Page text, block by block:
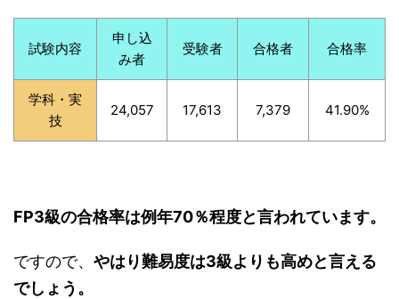
試験内容
申し込
み者
受験者 合格者 合格率
学科・実
技
24,057 17,613 7,379 41.90%
FP3級の合格率は例年70％程度と言われています。
ですので、 やはり難易度は3級よりも高めと言える
でしょう。